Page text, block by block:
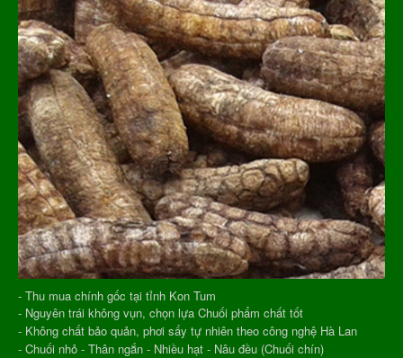
- Thu mua chính gốc tại tỉnh Kon Tum
- Nguyên trái không vụn, chọn lựa Chuối phẩm chất tốt
- Không chất bảo quản, phơi sấy tự nhiên theo công nghệ Hà Lan
- Chuối nhỏ - Thân ngắn - Nhiều hạt - Nâu đều (Chuối chín)